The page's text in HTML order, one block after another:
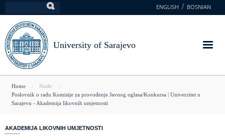
to
main
content
ENGLISH BOSNIAN
University of Sarajevo
You
are
Home
Node
Poslovnik o radu Komisije za provođenje Javnog oglasa/Konkursa | Univerzitet u
Sarajevu - Akademija likovnih umjetnosti
AKADEMIJA LIKOVNIH UMJETNOSTI